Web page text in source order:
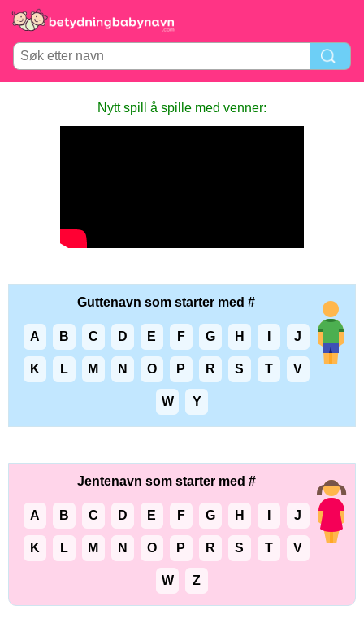
Nytt spill å spille med venner:
Guttenavn som starter med #
A B C D E F G H J
K L M N O P R S T V
W Y
Jentenavn som starter med #
A B C D E F G H J
K L M N O P R S T V
W Z